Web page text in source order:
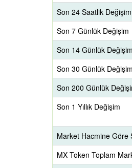
Son 24 Saatlik Değişim
Son 7 Günlük Değişim
Son 14 Günlük Değişim
Son 30 Günlük Değişim
Son 200 Günlük
Son 1 Yıllık Değişim
Market Hacmine Göre
MX Token Toplam